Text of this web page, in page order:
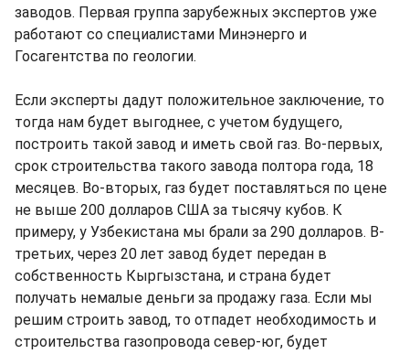
заводов. Первая группа зарубежных экспертов уже
работают со специалистами Минэнерго и
Госагентства по геологии.
Если эксперты дадут положительное заключение, то
тогда нам будет выгоднее, с учетом будущего,
построить такой завод и иметь свой газ. Во-первых,
срок строительства такого завода полтора года, 18
месяцев. Во-вторых, газ будет поставляться по цене
не выше 200 долларов США за тысячу кубов. К
примеру, у Узбекистана мы брали за 290 долларов. В-
третьих, через 20 лет завод будет передан в
собственность Кыргызстана, и страна будет
получать немалые деньги за продажу газа. Если мы
решим строить завод, то отпадет необходимость и
строительства газопровода север-юг, будет